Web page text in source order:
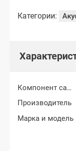
Категории:
Компонент салона
Производитель
Марка и модель